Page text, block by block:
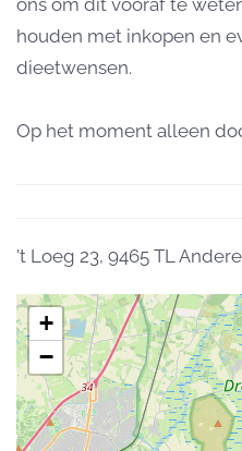
houden met inkopen en
dieetwensen.
Op het moment alleen
't Loeg 23, 9465 TL
+
−